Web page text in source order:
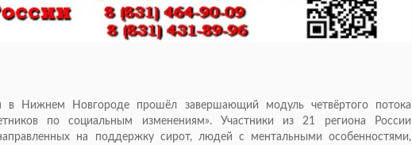
Нижнем Новгороде прошёл завершающий модуль четвёртого потока
по социальным изменениям». Участники из 21 региона России
на поддержку сирот, людей с ментальными особенностями,